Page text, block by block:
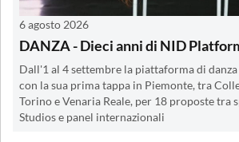
6 agosto 2026
DANZA - Dieci anni di NID
Dall'1 al 4 settembre la piattaforma di
con la sua prima tappa in Piemonte, tra
Torino e Venaria Reale, per 18 proposte tra
Studios e panel internazionali